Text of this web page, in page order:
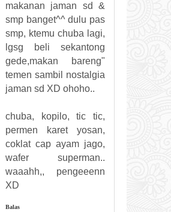
makanan jaman sd &
smp banget^^ dulu pas
smp, ktemu chuba lagi,
lgsg beli sekantong
gede,makan bareng"
temen sambil nostalgia
jaman sd XD ohoho..
chuba, kopilo, tic tic,
permen karet yosan,
coklat cap ayam jago,
wafer superman..
waaahh,, pengeeenn
XD
Balas